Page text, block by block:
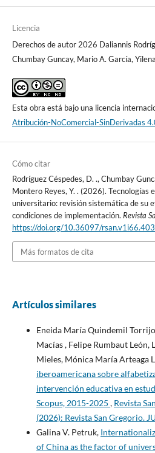
Licencia
Derechos de autor 2026 Daliannis
Chumbay Guncay, Mario A. García,
Esta obra está bajo una licencia
Atribución-NoComercial-SinDerivadas
Cómo citar
Rodríguez Céspedes, D. ., Chumbay
Montero Reyes, Y. . (2026). Tecnologías
universitario: revisión sistemática de su
condiciones de implementación. Revista
https://doi.org/10.36097/
Más formatos de cita
Artículos similares
Eneida María Quindemil
Macías , Felipe Rumbaut León,
Mieles, Mónica María Arteaga
iberoamericana sobre
intervención educativa en
Scopus, 2015-2025 , Revista
(2026): Revista San Gregorio.
Galina V. Petruk,
of China as the factor of